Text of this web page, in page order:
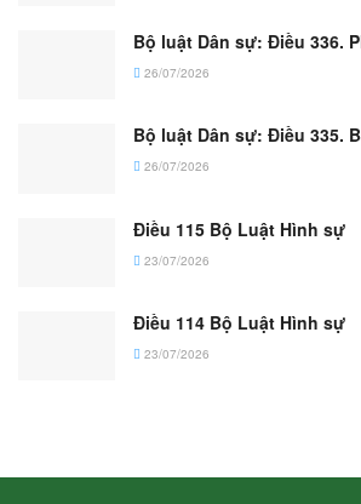
Bộ luật Dân sự: Điều 336.
26/07/2026
Bộ luật Dân sự: Điều 335.
26/07/2026
Điều 115 Bộ Luật Hình sự
23/07/2026
Điều 114 Bộ Luật Hình sự
23/07/2026